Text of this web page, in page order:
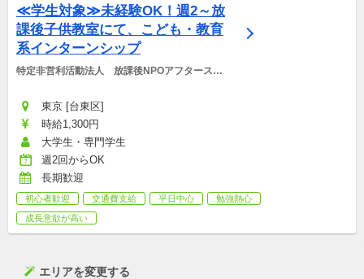
≪学生対象≫未経験OK！週2～放
課後子供教室にて、こども・教育
系インターンシップ
特定非営利活動法人　放課後NPOアフタースク
東京 [台東区]
時給1,300円
大学生・専門学生
週2回からOK
長期歓迎
初心者歓迎 交通費支給 平日中心
勉強熱心
成長意欲が高い
エリアを変更する